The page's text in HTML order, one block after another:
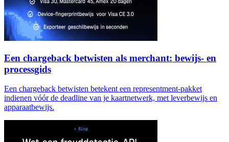
Een chargeback betwisten als merchant: bewijs- en
processgids
Een chargeback betwisten betekent een representment-pakket
indienen vóór de deadline van je kaartnetwerk, met leverbewijs en
apparaatbewijs.